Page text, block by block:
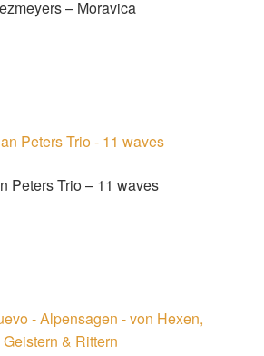
– Moravica
Peters Trio – 11 waves